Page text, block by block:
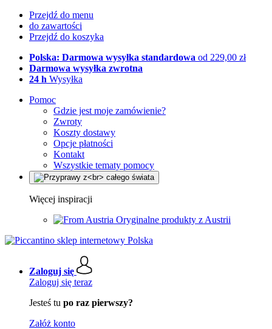
Przejdź do menu
do zawartości
Przejdź do koszyka
Polska: Darmowa wysyłka standardowa od 229,00 zł
Darmowa wysyłka zwrotna
24 h Wysyłka
Pomoc
Gdzie jest moje zamówienie?
Zwroty
Koszty dostawy
Opcje płatności
Kontakt
Wszystkie tematy pomocy
Więcej inspiracji
Oryginalne produkty z Austrii
Zaloguj się
Zaloguj się teraz
Jesteś tu po raz pierwszy?
Załóż konto